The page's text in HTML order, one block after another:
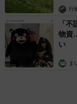
行
「
物資
い
ま